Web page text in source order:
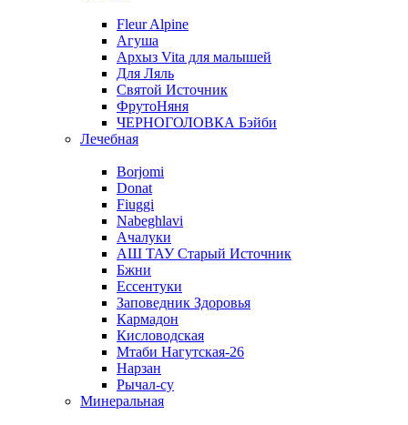
Fleur Alpine
Агуша
Архыз Vita для малышей
Для Ляль
Святой Источник
ФрутоНяня
ЧЕРНОГОЛОВКА Бэйби
Лечебная
Borjomi
Donat
Fiuggi
Nabeghlavi
Ачалуки
АШ ТАУ Старый Источник
Бжни
Ессентуки
Заповедник Здоровья
Кармадон
Кисловодская
Мтаби Нагутская-26
Нарзан
Рычал-су
Минеральная